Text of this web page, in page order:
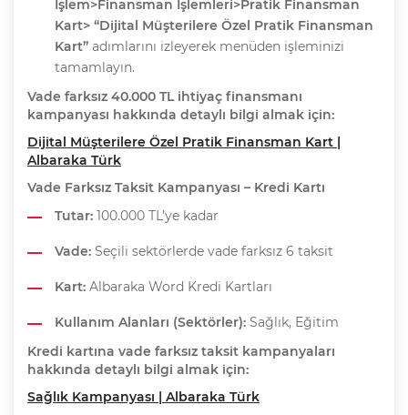
İşlem>Finansman İşlemleri>Pratik Finansman
Kart> “Dijital Müşterilere Özel Pratik Finansman
Kart” adımlarını izleyerek menüden işleminizi
tamamlayın.
Vade farksız 40.000 TL ihtiyaç finansmanı
kampanyası hakkında detaylı bilgi almak için:
Dijital Müşterilere Özel Pratik Finansman Kart |
Albaraka Türk
Vade Farksız Taksit Kampanyası – Kredi Kartı
Tutar: 100.000 TL’ye kadar
Vade: Seçili sektörlerde vade farksız 6 taksit
Kart: Albaraka Word Kredi Kartları
Kullanım Alanları (Sektörler): Sağlık, Eğitim
Kredi kartına vade farksız taksit kampanyaları
hakkında detaylı bilgi almak için:
Sağlık Kampanyası | Albaraka Türk